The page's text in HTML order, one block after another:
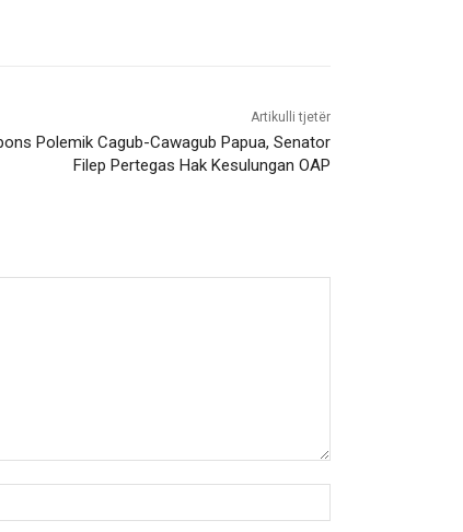
Artikulli tjetër
Polemik Cagub-Cawagub Papua, Senator
Filep Pertegas Hak Kesulungan OAP